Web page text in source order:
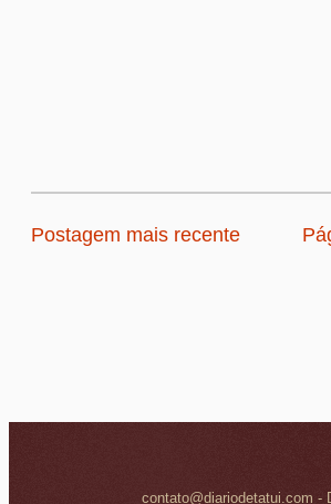
Postagem mais recente
contato@diariodetatui.com -